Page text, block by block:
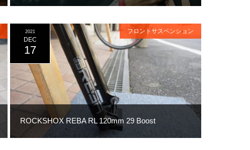
ROCKSHOX REBA RL 120mm 29 Boost
2021
DEC
17
フロントサスペンション